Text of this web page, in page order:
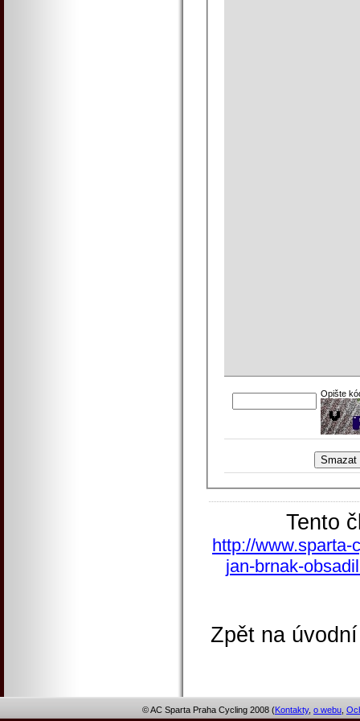
Opište
Tento
http://www.sparta-
jan-brnak-
Zpět na
© AC Sparta Praha Cycling 2008 (Kontakty, o webu